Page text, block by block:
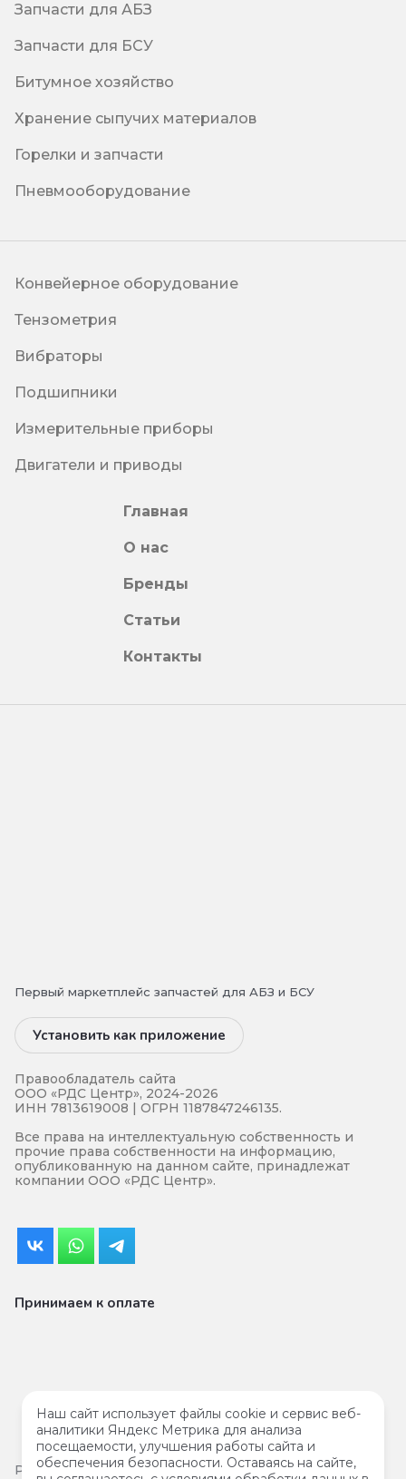
Запчасти для АБЗ
Запчасти для БСУ
Битумное хозяйство
Хранение сыпучих материалов
Горелки и запчасти
Пневмооборудование
Конвейерное оборудование
Тензометрия
Вибраторы
Подшипники
Измерительные приборы
Двигатели и приводы
Главная
О нас
Бренды
Статьи
Контакты
Первый маркетплейс запчастей для АБЗ и БСУ
Установить как приложение
Правообладатель сайта
ООО «РДС Центр», 2024-2026
ИНН 7813619008 | ОГРН 1187847246135.
Все права на интеллектуальную собственность и
прочие права собственности на информацию,
опубликованную на данном сайте, принадлежат
компании ООО «РДС Центр».
Принимаем к оплате
Результатыспециальной проверки условий труда
Наш сайт использует файлы cookie и сервис веб-
аналитики Яндекс Метрика для анализа
посещаемости, улучшения работы сайта и
обеспечения безопасности. Оставаясь на сайте,